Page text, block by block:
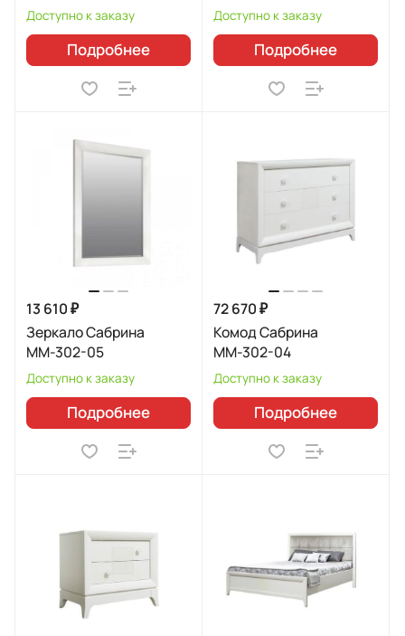
Доступно к заказу
Подробнее
Доступно к заказу
Подробнее
13 610 ₽
Зеркало Сабрина
ММ-302-05
Доступно к заказу
Подробнее
72 670 ₽
Комод Сабрина
ММ-302-04
Доступно к заказу
Подробнее